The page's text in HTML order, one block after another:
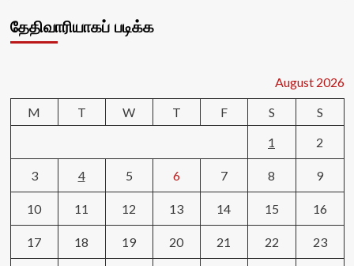
தேதிவாரியாகப் படிக்க
August 2026
M
T W T F S
S
1
2
3 4 5 6 7 8 9
10 11 12 13 14 15 16
17 18 19 20 21 22 23